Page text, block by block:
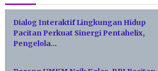
Dialog Interaktif Lingkungan Hidup
Pacitan Perkuat Sinergi Pentahelix,
Pengelola…